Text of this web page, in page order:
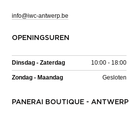
info@iwc-antwerp.be
OPENINGSUREN
Dinsdag - Zaterdag 10:00 - 18:00
Zondag - Maandag Gesloten
PANERAI BOUTIQUE - ANTWERP